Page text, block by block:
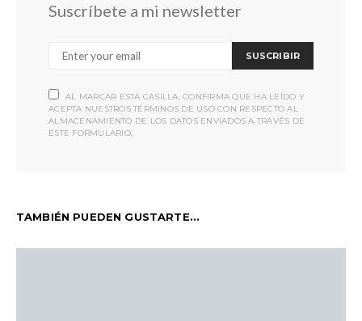
Suscríbete a mi newsletter
SUSCRIBIR
AL MARCAR ESTA CASILLA, CONFIRMA QUE HA LEÍDO Y
ACEPTA NUESTROS TÉRMINOS DE USO CON RESPECTO AL
ALMACENAMIENTO DE LOS DATOS ENVIADOS A TRAVÉS DE
ESTE FORMULARIO.
TAMBIÉN PUEDEN GUSTARTE...